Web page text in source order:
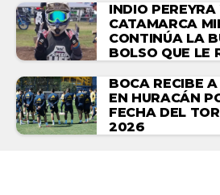
INDIO
CATAMARCA
CONTINÚA LA
BOLSO QUE LE
BOCA RECIBE
EN HURACÁN
FECHA DEL
2026